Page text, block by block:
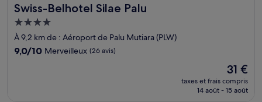
Swiss-Belhotel Silae Palu
Swiss-Belhotel Silae Palu
Hébergement
4.0 étoiles
À 9,2 km de : Aéroport de Palu Mutiara (PLW)
9.0
9,0/10 Merveilleux (26 avis)
Le
nouveau
prix
31 €
taxes et frais compris
14 août - 15 août